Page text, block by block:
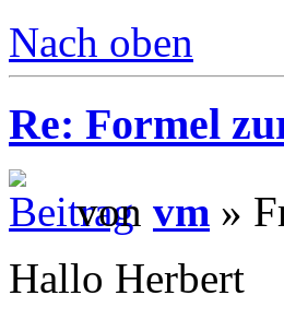
Nach oben
Re: Formel
von vm »
Hallo Herbert